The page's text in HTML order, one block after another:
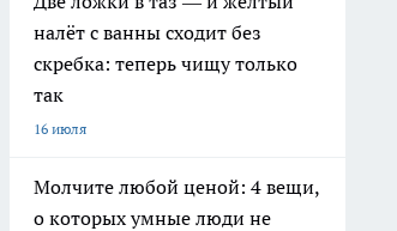
налёт с ванны сходит без
скребка: теперь чищу только
так
16 июля
Молчите любой ценой: 4 вещи,
о которых умные люди не